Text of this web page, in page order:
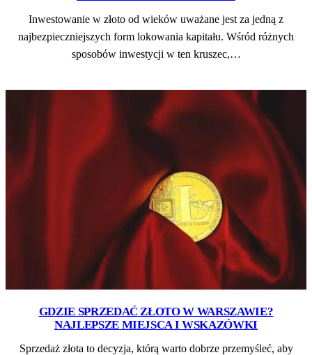
Inwestowanie w złoto od wieków uważane jest za jedną z
najbezpieczniejszych form lokowania kapitału. Wśród różnych
sposobów inwestycji w ten kruszec,…
GDZIE SPRZEDAĆ ZŁOTO W WARSZAWIE?
NAJLEPSZE MIEJSCA I WSKAZÓWKI
Sprzedaż złota to decyzja, którą warto dobrze przemyśleć, aby